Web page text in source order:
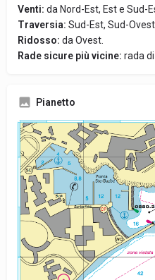
Venti: da Nord-Est, Est e Sud-
Traversia: Sud-Est, Sud-Ovest.
Ridosso: da Ovest.
Rade sicure più vicine: rada
Pianetto